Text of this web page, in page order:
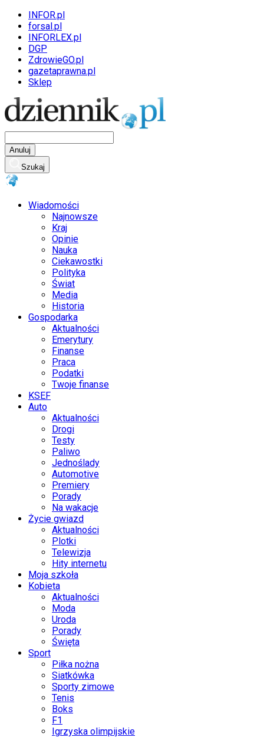
INFOR.pl
forsal.pl
INFORLEX.pl
DGP
ZdrowieGO.pl
gazetaprawna.pl
Sklep
Anuluj
Szukaj
Wiadomości
Najnowsze
Kraj
Opinie
Nauka
Ciekawostki
Polityka
Świat
Media
Historia
Gospodarka
Aktualności
Emerytury
Finanse
Praca
Podatki
Twoje finanse
KSEF
Auto
Aktualności
Drogi
Testy
Paliwo
Jednoślady
Automotive
Premiery
Porady
Na wakacje
Życie gwiazd
Aktualności
Plotki
Telewizja
Hity internetu
Moja szkoła
Kobieta
Aktualności
Moda
Uroda
Porady
Święta
Sport
Piłka nożna
Siatkówka
Sporty zimowe
Tenis
Boks
F1
Igrzyska olimpijskie